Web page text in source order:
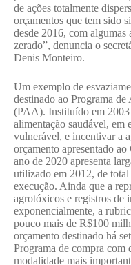
de ações totalmente
orçamentos que tem sido
desde 2016, com algumas
zerado”, denuncia o
Denis Monteiro.
Um exemplo de
destinado ao Programa
(PAA). Instituído em 2003
alimentação saudável, em
vulnerável, e incentivar a
orçamento apresentado
ano de 2020 apresenta
utilizado em 2012, de
execução. Ainda que a
agrotóxicos e registros de
exponencialmente, a
pouco mais de R$100
orçamento destinado há
Programa de compra com
modalidade mais